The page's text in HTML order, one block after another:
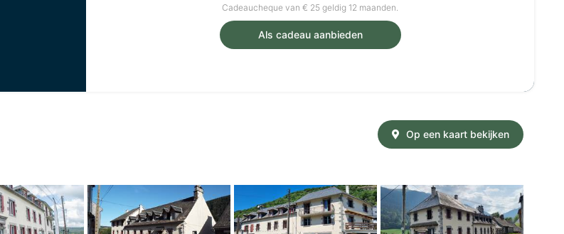
Cadeaucheque van € 25 geldig 12 maanden.
Als cadeau aanbieden
Op een kaart bekijken